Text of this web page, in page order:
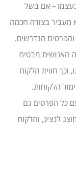
– אם בשל
מעביר בצורה חכמה
הנדרשים.
האנושית מבטיח
חווית הלקוח
הלקוחות.
כל הפרטים גם
לנציג, והלקוח